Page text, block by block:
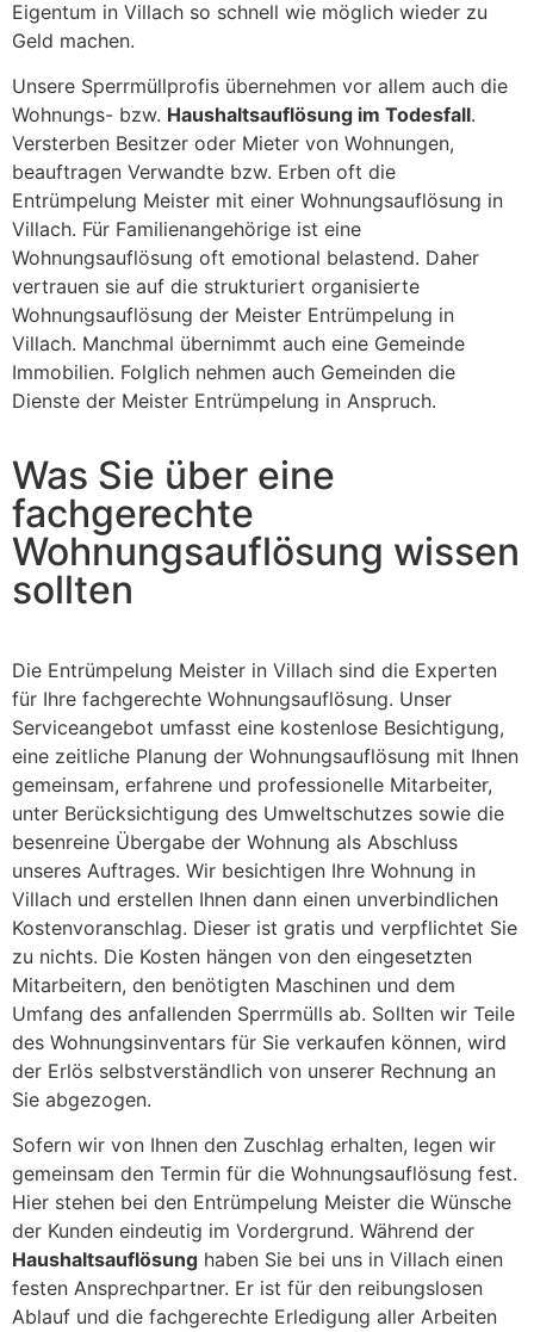
Eigentum in Villach so schnell wie möglich wieder zu
Geld machen.
Unsere Sperrmüllprofis übernehmen vor allem auch die
Wohnungs- bzw. Haushaltsauflösung im Todesfall.
Versterben Besitzer oder Mieter von Wohnungen,
beauftragen Verwandte bzw. Erben oft die
Entrümpelung Meister mit einer Wohnungsauflösung in
Villach. Für Familienangehörige ist eine
Wohnungsauflösung oft emotional belastend. Daher
vertrauen sie auf die strukturiert organisierte
Wohnungsauflösung der Meister Entrümpelung in
Villach. Manchmal übernimmt auch eine Gemeinde
Immobilien. Folglich nehmen auch Gemeinden die
Dienste der Meister Entrümpelung in Anspruch.
Was Sie über eine
fachgerechte
Wohnungsauflösung wissen
sollten
Die Entrümpelung Meister in Villach sind die Experten
für Ihre fachgerechte Wohnungsauflösung. Unser
Serviceangebot umfasst eine kostenlose Besichtigung,
eine zeitliche Planung der Wohnungsauflösung mit Ihnen
gemeinsam, erfahrene und professionelle Mitarbeiter,
unter Berücksichtigung des Umweltschutzes sowie die
besenreine Übergabe der Wohnung als Abschluss
unseres Auftrages. Wir besichtigen Ihre Wohnung in
Villach und erstellen Ihnen dann einen unverbindlichen
Kostenvoranschlag. Dieser ist gratis und verpflichtet Sie
zu nichts. Die Kosten hängen von den eingesetzten
Mitarbeitern, den benötigten Maschinen und dem
Umfang des anfallenden Sperrmülls ab. Sollten wir Teile
des Wohnungsinventars für Sie verkaufen können, wird
der Erlös selbstverständlich von unserer Rechnung an
Sie abgezogen.
Sofern wir von Ihnen den Zuschlag erhalten, legen wir
gemeinsam den Termin für die Wohnungsauflösung fest.
Hier stehen bei den Entrümpelung Meister die Wünsche
der Kunden eindeutig im Vordergrund. Während der
Haushaltsauflösung haben Sie bei uns in Villach einen
festen Ansprechpartner. Er ist für den reibungslosen
Ablauf und die fachgerechte Erledigung aller Arbeiten